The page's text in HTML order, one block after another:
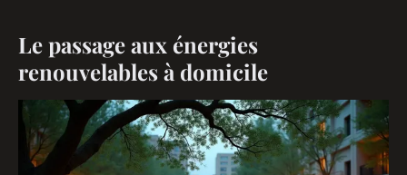
Le passage aux énergies
renouvelables à domicile